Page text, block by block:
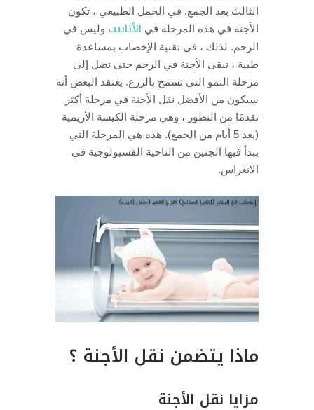
الثالث بعد الجمع. في الحمل الطبيعي ، تكون
الأجنة في هذه المرحلة في الأنابيب وليس في
الرحم. لذلك ، في تقنية الإخصاب بمساعدة
طبية ، تبقى الأجنة في الرحم حتى تصل إلى
مرحلة النمو التي تسمح بالزرع. يعتقد البعض أنه
سيكون من الأفضل نقل الأجنة في مرحلة أكثر
تقدمًا من التطور ، وهي مرحلة الكيسة الأريمية
(بعد 5 أيام من الجمع).
هذه هي المرحلة التي
يبدأ فيها الجنين من الناحية الفسيولوجية في
الانغراس.
ماذا يتضمن نقل الأجنة ؟
مزايا نقل الأجنة